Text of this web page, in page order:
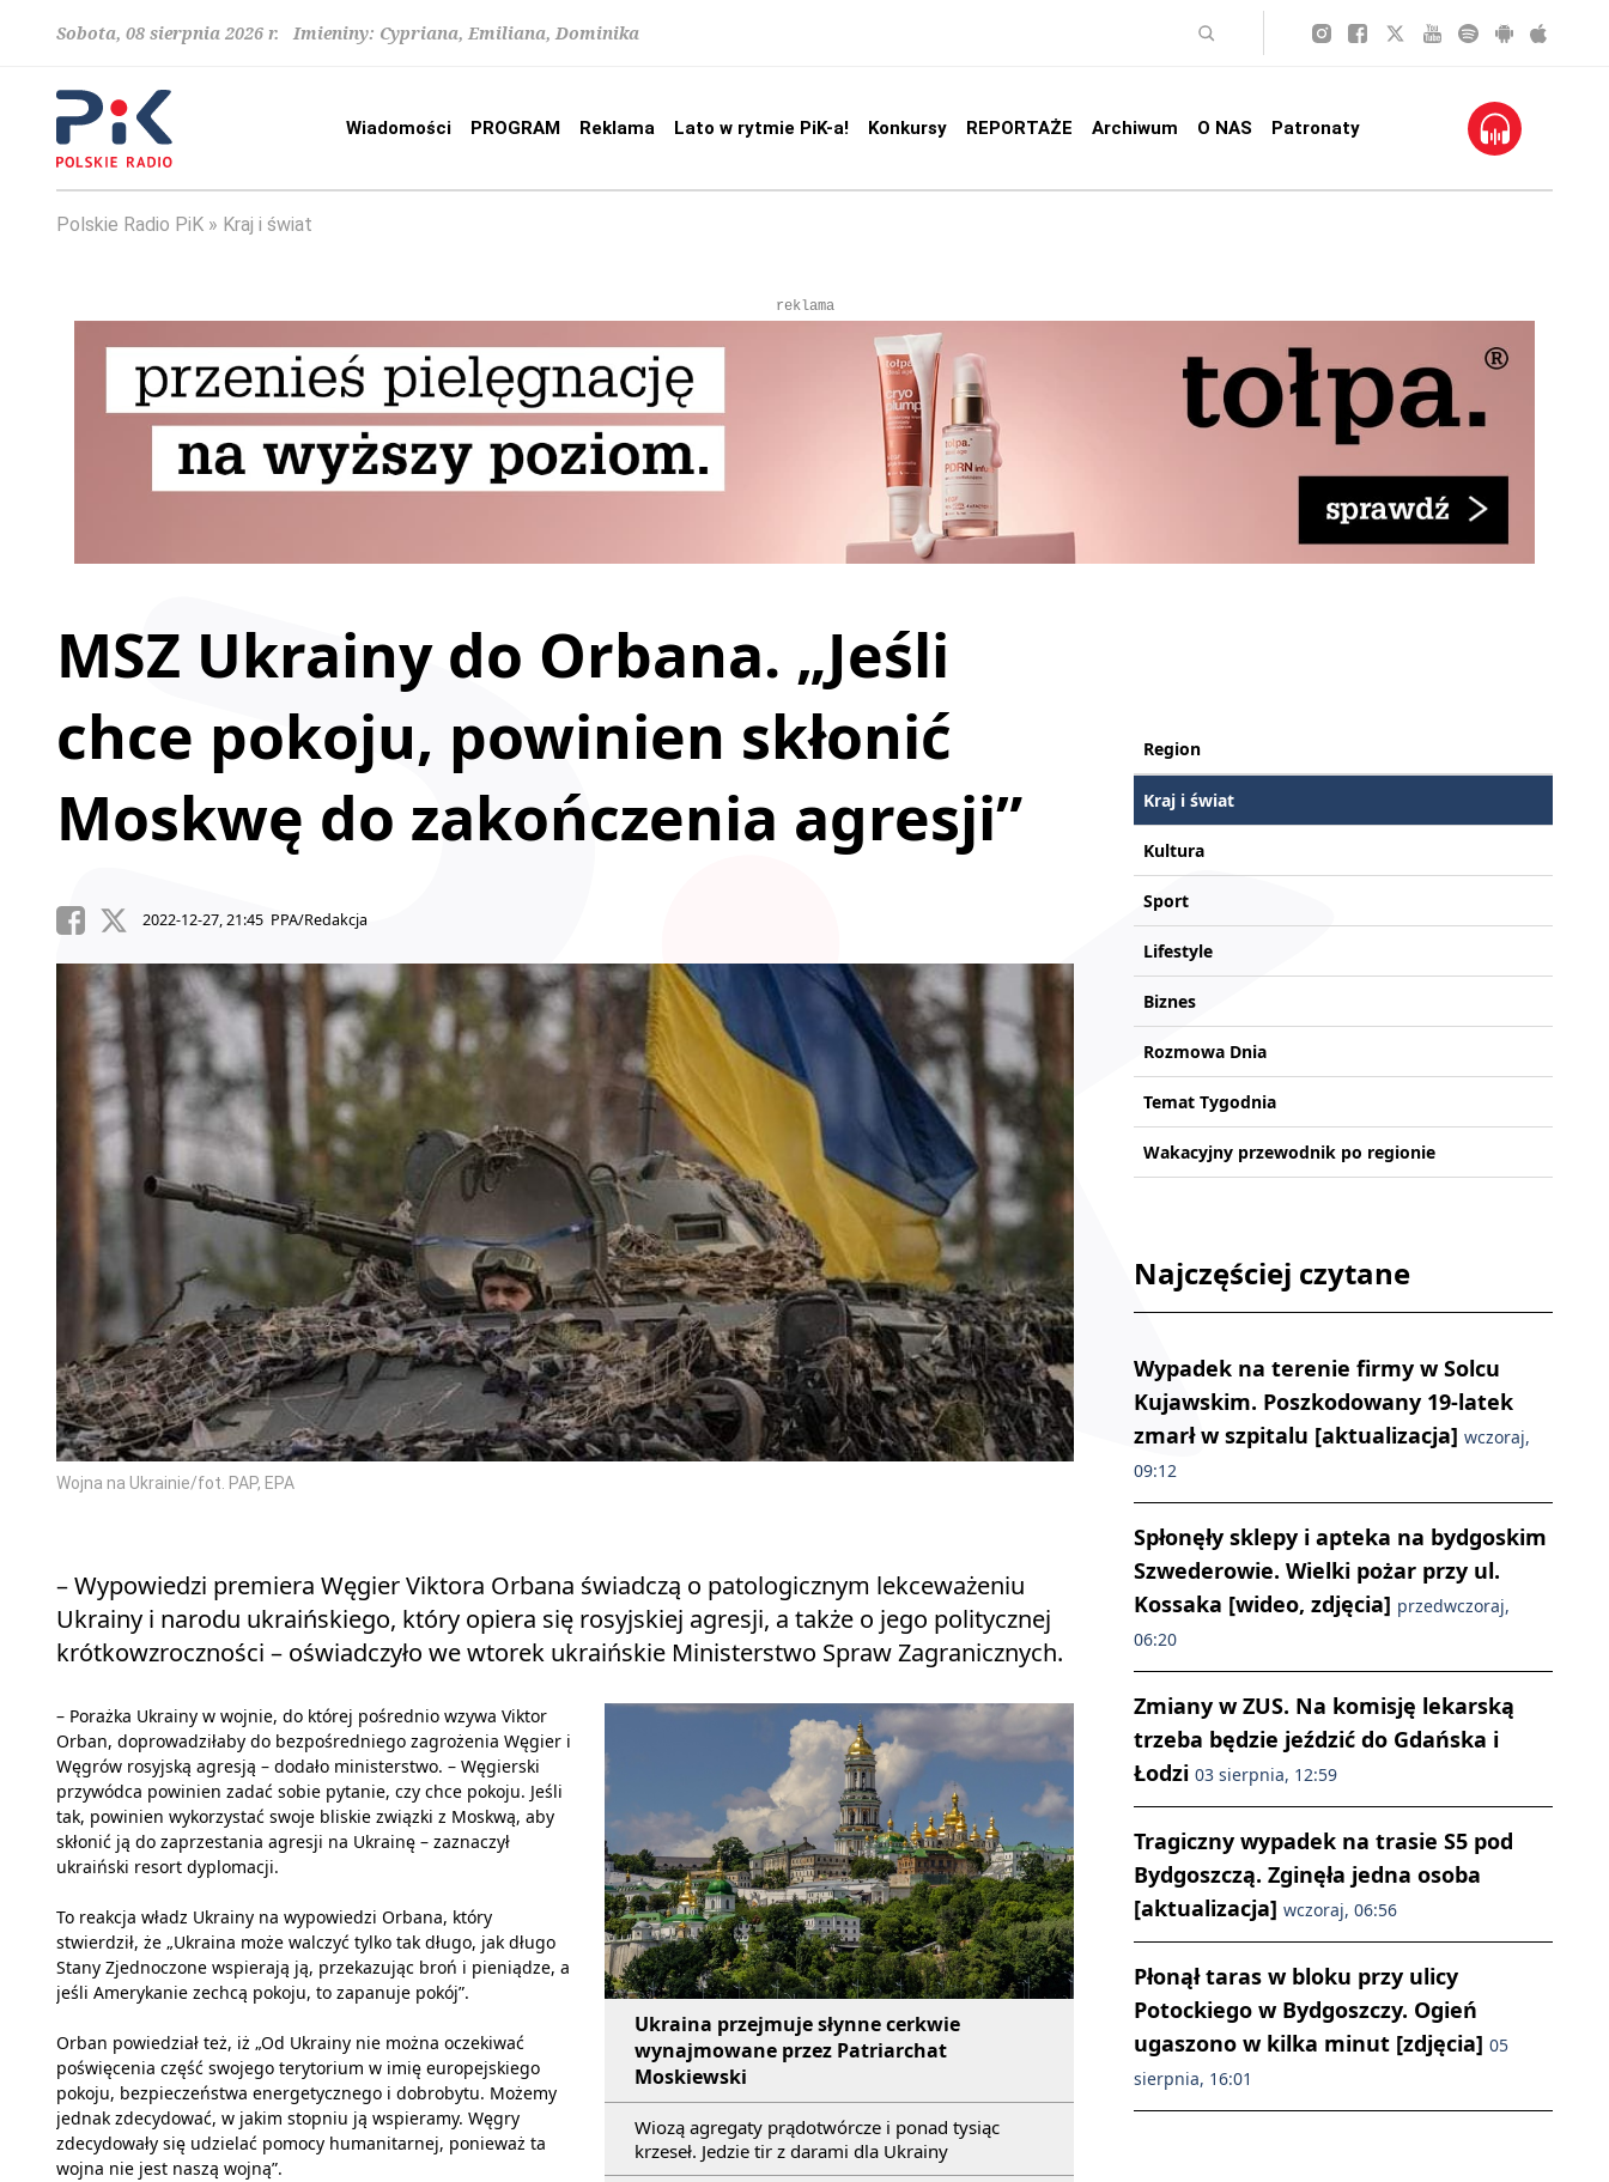
Sobota, 08 sierpnia 2026 r. Imieniny: Cypriana, Emiliana, Dominika
Wiadomości PROGRAM Reklama Lato w rytmie PiK-a! Konkursy REPORTAŻE Archiwum O NAS Patronaty
Polskie Radio PiK Kraj i świat
reklama
MSZ Ukrainy do Orbana. „Jeśli
chce pokoju, powinien skłonić
Moskwę do zakończenia agresji”
2022-12-27, 21:45 PPA/Redakcja
Wojna na Ukrainie/fot. PAP, EPA
– Wypowiedzi premiera Węgier Viktora Orbana świadczą o patologicznym lekceważeniu
Ukrainy i narodu ukraińskiego, który opiera się rosyjskiej agresji, a także o jego politycznej
krótkowzroczności – oświadczyło we wtorek ukraińskie Ministerstwo Spraw Zagranicznych.
Ukraina przejmuje słynne cerkwie
wynajmowane przez Patriarchat
Moskiewski
Wiozą agregaty prądotwórcze i ponad tysiąc
krzeseł. Jedzie tir z darami dla Ukrainy
– Porażka Ukrainy w wojnie, do której pośrednio wzywa Viktor
Orban, doprowadziłaby do bezpośredniego zagrożenia Węgier i
Węgrów rosyjską agresją – dodało ministerstwo. – Węgierski
przywódca powinien zadać sobie pytanie, czy chce pokoju. Jeśli
tak, powinien wykorzystać swoje bliskie związki z Moskwą, aby
skłonić ją do zaprzestania agresji na Ukrainę – zaznaczył
ukraiński resort dyplomacji.
To reakcja władz Ukrainy na wypowiedzi Orbana, który
stwierdził, że „Ukraina może walczyć tylko tak długo, jak długo
Stany Zjednoczone wspierają ją, przekazując broń i pieniądze, a
jeśli Amerykanie zechcą pokoju, to zapanuje pokój”.
Orban powiedział też, iż „Od Ukrainy nie można oczekiwać
poświęcenia część swojego terytorium w imię europejskiego
pokoju, bezpieczeństwa energetycznego i dobrobytu. Możemy
jednak zdecydować, w jakim stopniu ją wspieramy. Węgry
zdecydowały się udzielać pomocy humanitarnej, ponieważ ta
wojna nie jest naszą wojną”.
Region
Kraj i świat
Kultura
Sport
Lifestyle
Biznes
Rozmowa Dnia
Temat Tygodnia
Wakacyjny przewodnik po regionie
Najczęściej czytane
Wypadek na terenie firmy w Solcu
Kujawskim. Poszkodowany 19-latek
zmarł w szpitalu [aktualizacja] wczoraj,
09:12
Spłonęły sklepy i apteka na bydgoskim
Szwederowie. Wielki pożar przy ul.
Kossaka [wideo, zdjęcia] przedwczoraj,
06:20
Zmiany w ZUS. Na komisję lekarską
trzeba będzie jeździć do Gdańska i
Łodzi 03 sierpnia, 12:59
Tragiczny wypadek na trasie S5 pod
Bydgoszczą. Zginęła jedna osoba
[aktualizacja] wczoraj, 06:56
Płonął taras w bloku przy ulicy
Potockiego w Bydgoszczy. Ogień
ugaszono w kilka minut [zdjęcia] 05
sierpnia, 16:01